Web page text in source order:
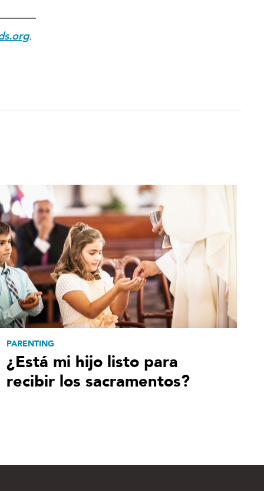
.
PARENTING
¿Está mi hijo listo para
recibir los sacramentos?